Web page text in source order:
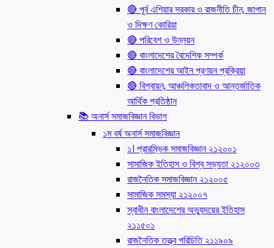
🔴 পূর্ব এশিয়ার সরকার ও রাজনীতি চীন, জাপান
ও দিক্ষণ কোরিয়া
🔴 পরিবেশ ও উন্নয়ন
🔴 বাংলাদেশের বৈদেশিক সম্পর্ক
🔴 বাংলাদেশের আইন প্রণয়ন প্রক্রিয়া
🔴 বিশ্বায়ন, আঞ্চলিকতাবাদ ও আন্তর্জাতিক
আর্থিক প্রতিষ্ঠান
📚 অনার্স সমাজবিজ্ঞান বিভাগ
১ম বর্ষ অনার্স সমাজবিজ্ঞান
১। প্রারম্ভিক সমাজবিজ্ঞান ২১২০০১
সামাজিক ইতিহাস ও বিশ্ব সভ্যতা ২১২০০৩
রাজনৈতিক সমাজবিজ্ঞান ২১২০০৫
সামাজিক সমস্যা ২১২০০৭
স্বাধীন বাংলাদেশের অভ্যুদয়ের ইতিহাস
২১১৫০১
রাজনৈতিক তত্ত্ব পরিচিতি ২১১৯০৯